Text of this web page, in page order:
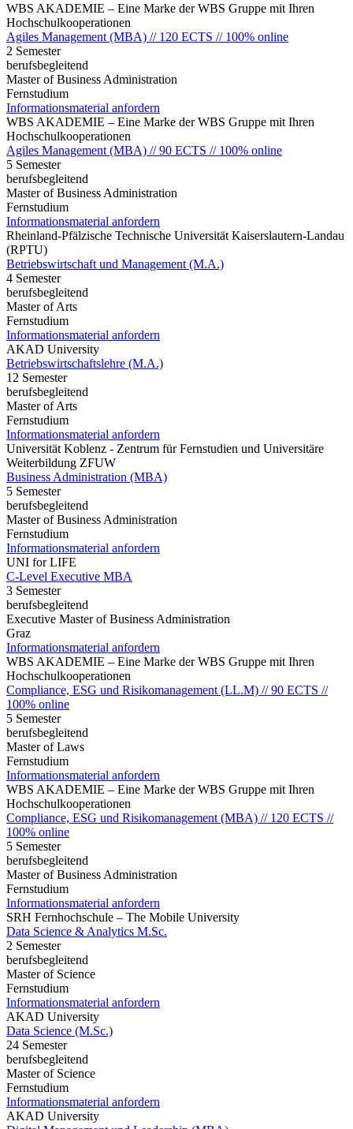
WBS AKADEMIE – Eine Marke der WBS Gruppe mit Ihren
Hochschulkooperationen
Agiles Management (MBA) // 120 ECTS // 100% online
2 Semester
berufsbegleitend
Master of Business Administration
Fernstudium
Informationsmaterial anfordern
WBS AKADEMIE – Eine Marke der WBS Gruppe mit Ihren
Hochschulkooperationen
Agiles Management (MBA) // 90 ECTS // 100% online
5 Semester
berufsbegleitend
Master of Business Administration
Fernstudium
Informationsmaterial anfordern
Rheinland-Pfälzische Technische Universität Kaiserslautern-Landau
(RPTU)
Betriebswirtschaft und Management (M.A.)
4 Semester
berufsbegleitend
Master of Arts
Fernstudium
Informationsmaterial anfordern
AKAD University
Betriebswirtschaftslehre (M.A.)
12 Semester
berufsbegleitend
Master of Arts
Fernstudium
Informationsmaterial anfordern
Universität Koblenz - Zentrum für Fernstudien und Universitäre
Weiterbildung ZFUW
Business Administration (MBA)
5 Semester
berufsbegleitend
Master of Business Administration
Fernstudium
Informationsmaterial anfordern
UNI for LIFE
C-Level Executive MBA
3 Semester
berufsbegleitend
Executive Master of Business Administration
Graz
Informationsmaterial anfordern
WBS AKADEMIE – Eine Marke der WBS Gruppe mit Ihren
Hochschulkooperationen
Compliance, ESG und Risikomanagement (LL.M) // 90 ECTS //
100% online
5 Semester
berufsbegleitend
Master of Laws
Fernstudium
Informationsmaterial anfordern
WBS AKADEMIE – Eine Marke der WBS Gruppe mit Ihren
Hochschulkooperationen
Compliance, ESG und Risikomanagement (MBA) // 120 ECTS //
100% online
5 Semester
berufsbegleitend
Master of Business Administration
Fernstudium
Informationsmaterial anfordern
SRH Fernhochschule – The Mobile University
Data Science & Analytics M.Sc.
2 Semester
berufsbegleitend
Master of Science
Fernstudium
Informationsmaterial anfordern
AKAD University
Data Science (M.Sc.)
24 Semester
berufsbegleitend
Master of Science
Fernstudium
Informationsmaterial anfordern
AKAD University